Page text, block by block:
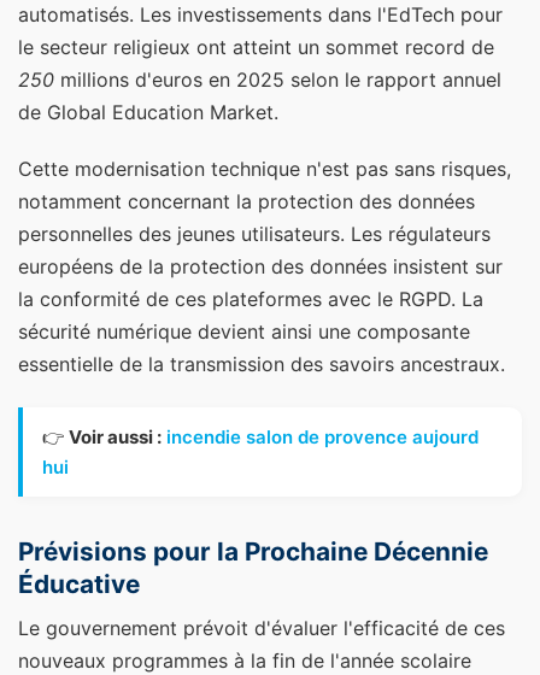
automatisés. Les investissements dans l'EdTech pour
le secteur religieux ont atteint un sommet record de
250 millions d'euros en 2025 selon le rapport annuel
de Global Education Market.
Cette modernisation technique n'est pas sans risques,
notamment concernant la protection des données
personnelles des jeunes utilisateurs. Les régulateurs
européens de la protection des données insistent sur
la conformité de ces plateformes avec le RGPD. La
sécurité numérique devient ainsi une composante
essentielle de la transmission des savoirs ancestraux.
👉 Voir aussi : incendie salon de provence aujourd
hui
Prévisions pour la Prochaine Décennie
Éducative
Le gouvernement prévoit d'évaluer l'efficacité de ces
nouveaux programmes à la fin de l'année scolaire